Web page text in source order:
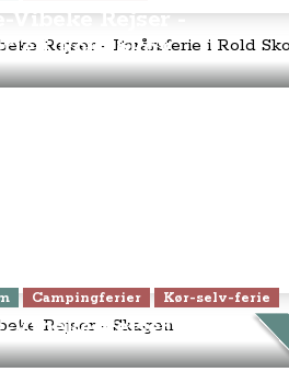
Vibeke Rejser -
i Rold Skov
Campingferier Kør-selv-ferie
Vibeke Rejser - Skagen